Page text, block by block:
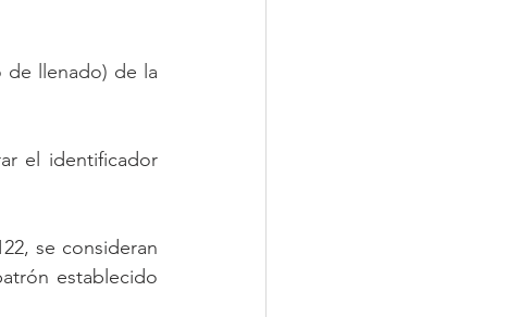
de llenado) de la
el identificador
se consideran
establecido